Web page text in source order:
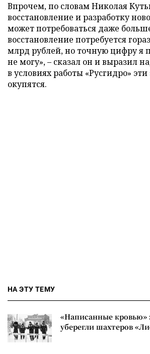
Впрочем, по словам Николая
восстановление и разработку
может потребоваться даже
восстановление потребуется
млрд рублей, но точную цифру я
не могу», – сказал он и выразил
в условиях работы «Русгидро»
окупятся.
НА ЭТУ ТЕМУ
«Написанные кровью»
уберегли шахтеров